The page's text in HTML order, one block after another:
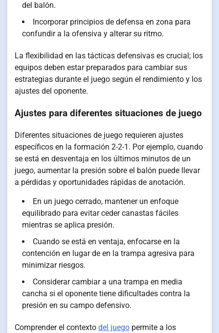
del balón.
Incorporar principios de defensa en zona para
confundir a la ofensiva y alterar su ritmo.
La flexibilidad en las tácticas defensivas es crucial; los
equipos deben estar preparados para cambiar sus
estrategias durante el juego según el rendimiento y los
ajustes del oponente.
Ajustes para diferentes situaciones de juego
Diferentes situaciones de juego requieren ajustes
específicos en la formación 2-2-1. Por ejemplo, cuando
se está en desventaja en los últimos minutos de un
juego, aumentar la presión sobre el balón puede llevar
a pérdidas y oportunidades rápidas de anotación.
En un juego cerrado, mantener un enfoque
equilibrado para evitar ceder canastas fáciles
mientras se aplica presión.
Cuando se está en ventaja, enfocarse en la
contención en lugar de en la trampa agresiva para
minimizar riesgos.
Considerar cambiar a una trampa en media
cancha si el oponente tiene dificultades contra la
presión en su campo defensivo.
Comprender el contexto del juego permite a los